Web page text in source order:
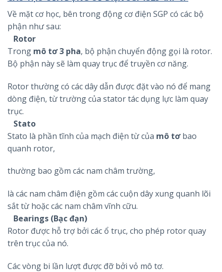
Về mặt cơ học, bên trong động cơ điện SGP có các bộ
phận như sau:
Rotor
Trong mô tơ 3 pha, bộ phận chuyển động gọi là rotor.
Bộ phận này sẽ làm quay trục để truyền cơ năng.
Rotor thường có các dây dẫn được đặt vào nó để mang
dòng điện, từ trường của stator tác dụng lực làm quay
trục.
Stato
Stato là phần tĩnh của mạch điện từ của mô tơbao
quanh rotor,
thường bao gồm các nam châm trường,
là các nam châm điện gồm các cuộn dây xung quanh lõi
sắt từ hoặc các nam châm vĩnh cữu.
Bearings (Bạc đạn)
Rotor được hỗ trợ bởi các ổ trục, cho phép rotor quay
trên trục của nó.
Các vòng bi lần lượt được đỡ bởi vỏ mô tơ.